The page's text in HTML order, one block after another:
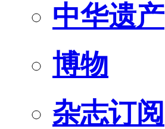
中华遗产
博物
杂志订阅